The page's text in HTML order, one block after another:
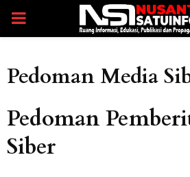
PRIMARY
Pedoman Media
Pedoman
Siber